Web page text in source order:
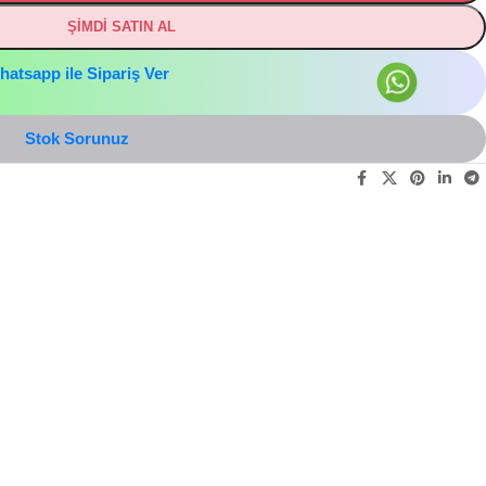
ŞİMDİ SATIN AL
ile Sipariş Ver
Stok Sorunuz